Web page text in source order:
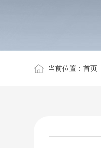
当前位置：首页